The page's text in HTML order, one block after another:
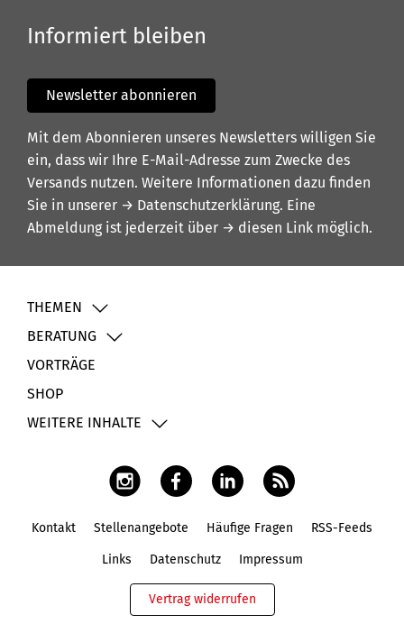
Informiert bleiben
Newsletter abonnieren
Mit dem Abonnieren unseres Newsletters willigen Sie
ein, dass wir Ihre E-Mail-Adresse zum Zwecke des
Versands nutzen. Weitere Informationen dazu finden
Sie in unserer → Datenschutzerklärung. Eine
Abmeldung ist jederzeit über → diesen Link möglich.
THEMEN
BERATUNG
VORTRÄGE
SHOP
WEITERE INHALTE
Kontakt Stellenangebote Häufige Fragen RSS-Feeds
Links Datenschutz Impressum
Vertrag widerrufen